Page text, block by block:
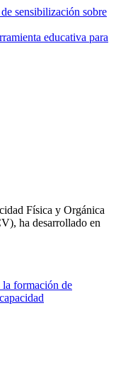
educativa para
Física y Orgánica
ha desarrollado en
formación de